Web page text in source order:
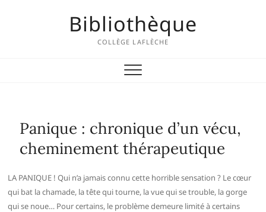
Bibliothèque
COLLÈGE LAFLÈCHE
Panique : chronique d’un vécu,
cheminement thérapeutique
LA PANIQUE ! Qui n’a jamais connu cette horrible sensation ? Le cœur
qui bat la chamade, la tête qui tourne, la vue qui se trouble, la gorge
qui se noue… Pour certains, le problème demeure limité à certains